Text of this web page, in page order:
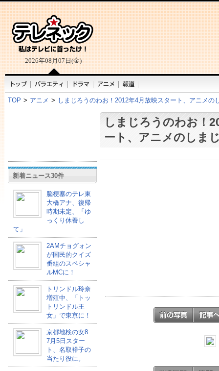
2026年08月07日(金)
TOP > アニメ > しまじろうのわお！2012年4月放映スタート、アニメの
新着ニュース30件
脳梗塞のテレ東
大橋アナ、復帰
時期未定、「ゆ
っくり休養し
て」
2AMチョグォン
が国民的クイズ
番組のスペシャ
ルMCに！
トリンドル玲奈
増殖中、「トッ
トリンドル王
女」で東京に！
京都地検の女8
7月5日スター
ト、名取裕子の
当たり役に。
しまじろうのわお！
ート、アニメのしま